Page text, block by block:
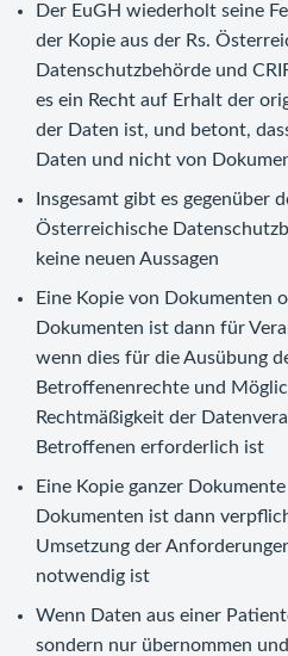
Der EuGH wiederholt seine
der Kopie aus der Rs.
Datenschutzbehörde und
es ein Recht auf Erhalt der
der Daten ist, und betont,
Daten und nicht von
Insgesamt gibt es gegenüber
Österreichische
keine neuen Aussagen
Eine Kopie von Dokumenten
Dokumenten ist dann für
wenn dies für die Ausübung
Betroffenenrechte und
Rechtmäßigkeit der
Betroffenen erforderlich ist
Eine Kopie ganzer
Dokumenten ist dann
Umsetzung der
notwendig ist
Wenn Daten aus einer
sondern nur übernommen